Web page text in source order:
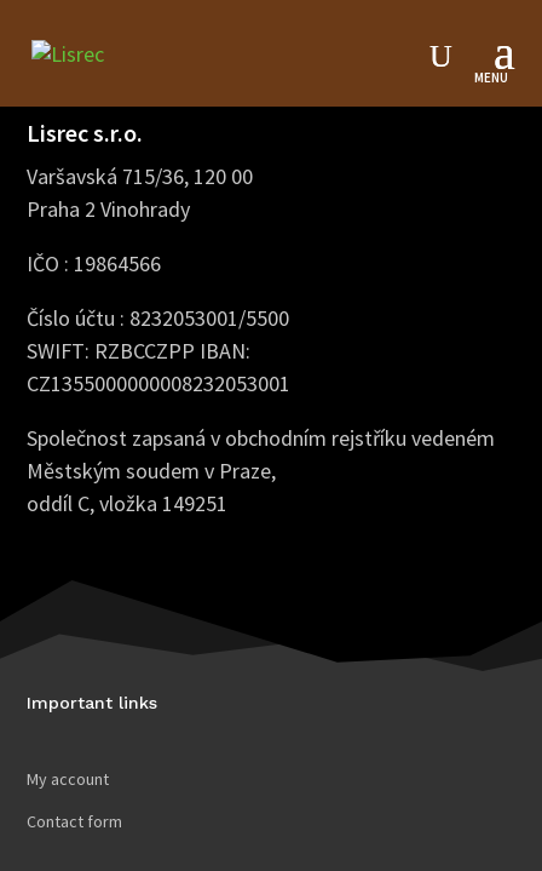
Lisrec s.r.o.
Varšavská 715/36, 120 00
Praha 2 Vinohrady
IČO : 19864566
Číslo účtu : 8232053001/5500
SWIFT: RZBCCZPP IBAN:
CZ1355000000008232053001
Společnost zapsaná v obchodním rejstříku vedeném
Městským soudem v Praze,
oddíl C, vložka 149251
Important links
My account
Contact form